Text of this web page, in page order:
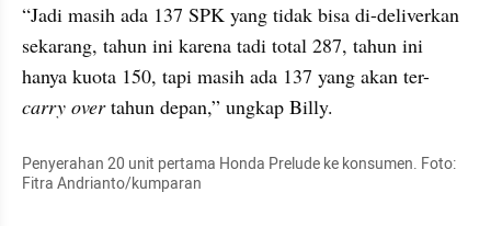
“Jadi masih ada 137 SPK yang tidak bisa di-deliverkan
sekarang, tahun ini karena tadi total 287, tahun ini
hanya kuota 150, tapi masih ada 137 yang akan ter-
carry over tahun depan,” ungkap Billy.
Penyerahan 20 unit pertama Honda Prelude ke konsumen. Foto:
Fitra Andrianto/kumparan